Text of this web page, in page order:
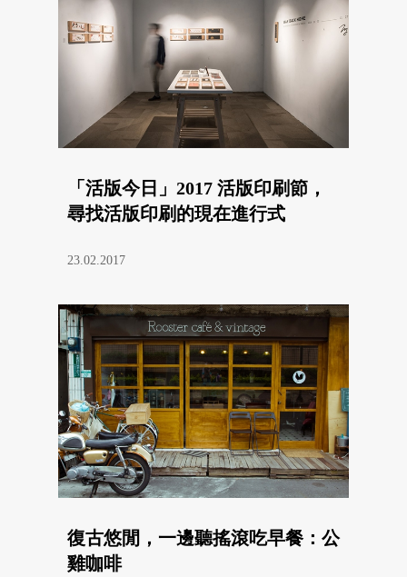
「活版今日」2017 活版印刷節，
尋找活版印刷的現在進行式
23.02.2017
復古悠閒，一邊聽搖滾吃早餐：公
雞咖啡